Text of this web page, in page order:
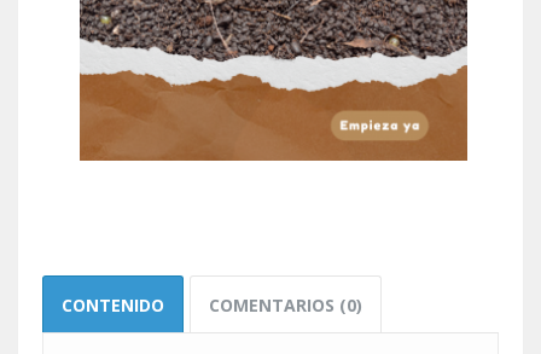
CONTENIDO COMENTARIOS (0)